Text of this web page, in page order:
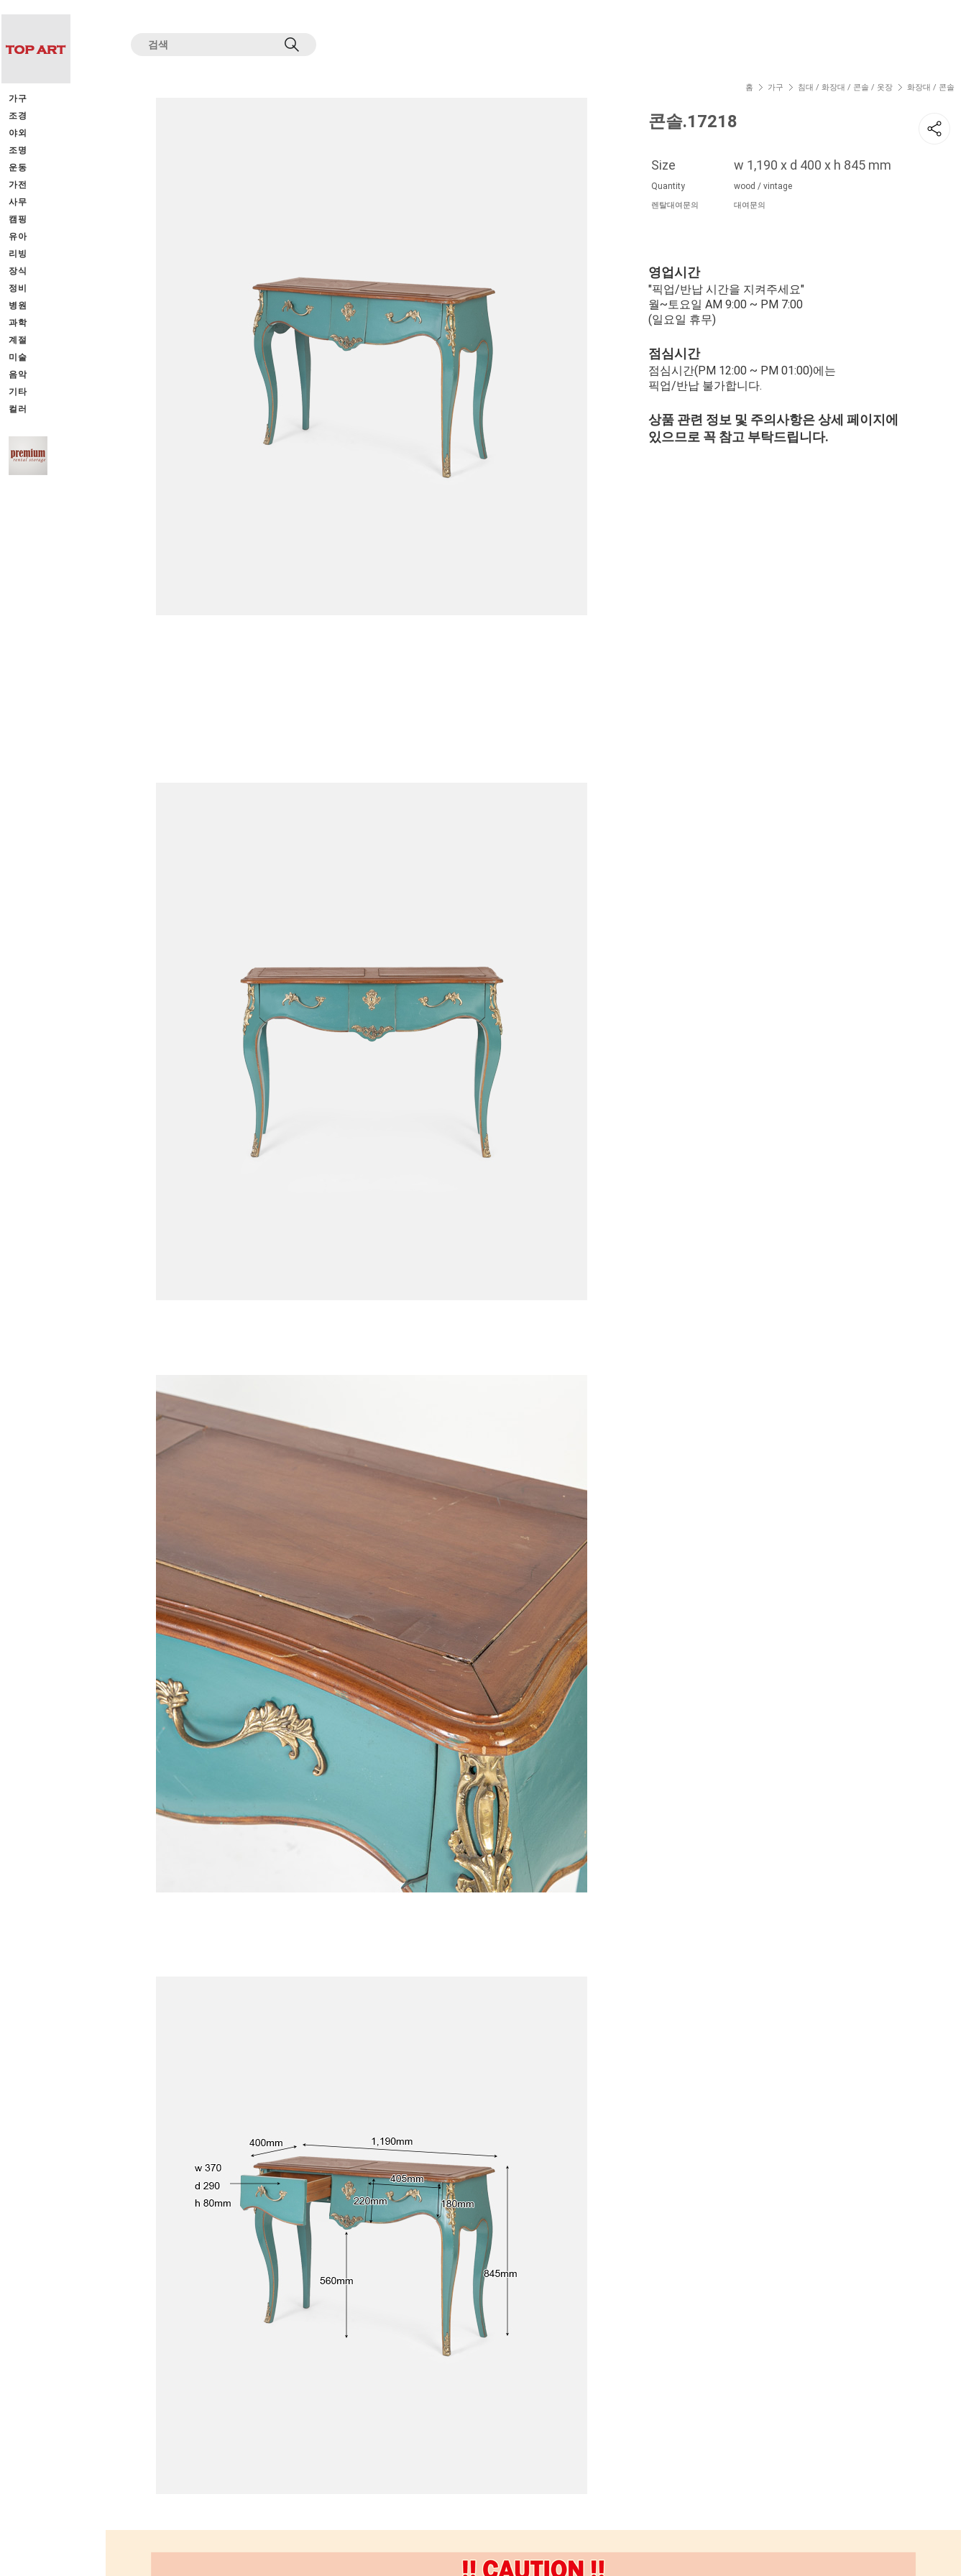
홈 가구 침대 / 화장대 / 콘솔 / 옷장 화장대 / 콘솔
콘솔.17218
Size w 1,190 x d 400 x h 845 mm
Quantity wood / vintage
렌탈대여문의 대여문의
영업시간
"픽업/반납 시간을 지켜주세요"
월~토요일 AM 9:00 ~ PM 7:00
(일요일 휴무)
점심시간
점심시간(PM 12:00 ~ PM 01:00)에는
픽업/반납 불가합니다.
상품 관련 정보 및 주의사항은 상세 페이지에
있으므로 꼭 참고 부탁드립니다.
가구
조경
야외
조명
운동
가전
사무
캠핑
유아
리빙
장식
정비
병원
과학
계절
미술
음악
기타
컬러